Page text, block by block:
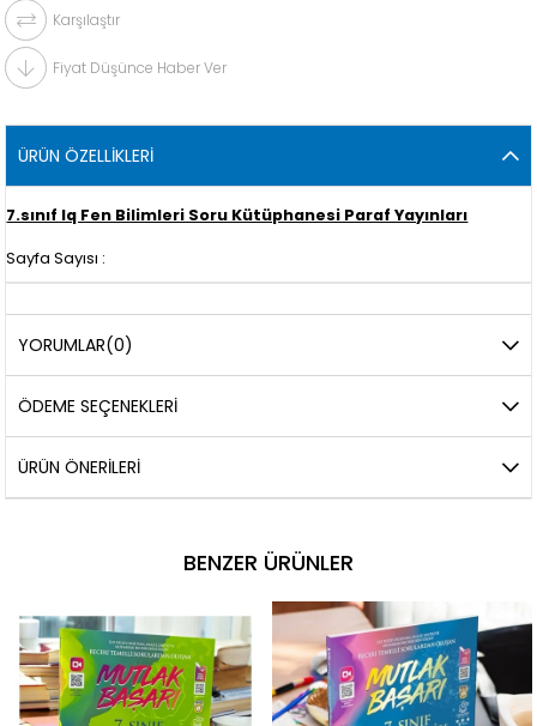
Karşılaştır
Fiyat Düşünce Haber Ver
ÜRÜN ÖZELLIKLERI
7.sınıf Iq Fen Bilimleri Soru Kütüphanesi Paraf Yayınları
Sayfa Sayısı :
YORUMLAR(0)
ÖDEME SEÇENEKLERI
ÜRÜN ÖNERILERI
BENZER ÜRÜNLER